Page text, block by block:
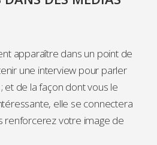
apparaître dans un point de
une interview pour parler
et de la façon dont vous le
elle se connectera
renforcerez votre image de